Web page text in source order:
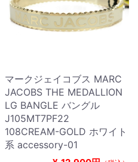
マークジェイコブス MARC
JACOBS THE MEDALLION
LG BANGLE バングル
J105MT7PF22
108CREAM-GOLD ホワイト
系 accessory-01